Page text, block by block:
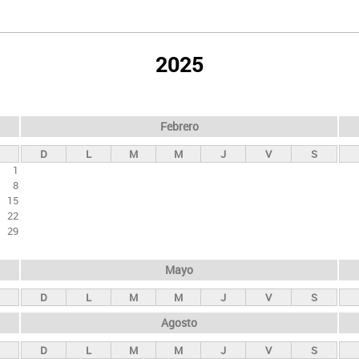
2025
1
8
15
22
29
Febrero
D L M M J V S
Mayo
D L M M J V S
Agosto
D L M M J V S